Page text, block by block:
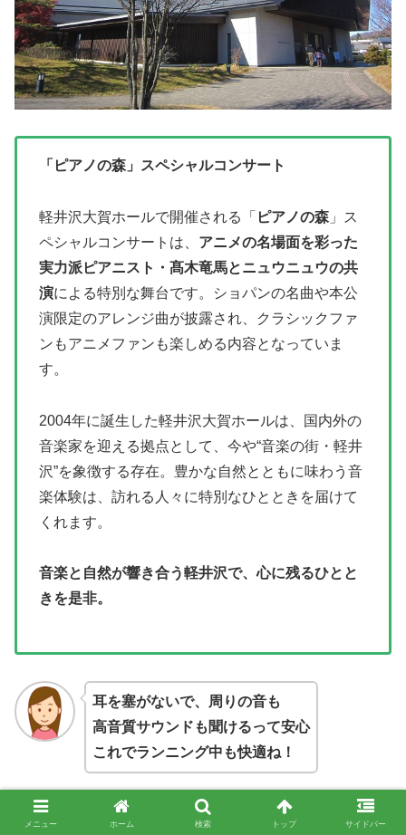
「ピアノの森」スペシャルコンサート
軽井沢大賀ホールで開催される「 ピアノの森 」ス
ペシャルコンサートは、 アニメの名場面を彩った
実力派ピアニスト・髙木竜馬とニュウニュウの共
演による特別な舞台です。ショパンの名曲や本公
演限定のアレンジ曲が披露され、クラシックファ
ンもアニメファンも楽しめる内容となっていま
す。
2004年に誕生した軽井沢大賀ホールは、国内外の
音楽家を迎える拠点として、今や“音楽の街・軽井
沢”を象徴する存在。豊かな自然とともに味わう音
楽体験は、訪れる人々に特別なひとときを届けて
くれます。
音楽と自然が響き合う軽井沢で、心に残るひとと
きを是非。
耳を塞がないで、周りの音も
高音質サウンドも聞けるって安心
これでランニング中も快適ね！
メニュー ホーム 検索 トップ サイドバー